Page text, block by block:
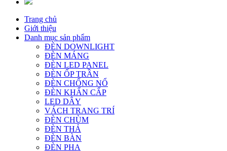
Trang chủ
Giới thiệu
Danh mục sản phẩm
ĐÈN DOWNLIGHT
ĐÈN MÁNG
ĐÈN LED PANEL
ĐÈN ỐP TRẦN
ĐÈN CHỐNG NỔ
ĐÈN KHẨN CẤP
LED DÂY
VÁCH TRANG TRÍ
ĐÈN CHÙM
ĐÈN THẢ
ĐÈN BÀN
ĐÈN PHA